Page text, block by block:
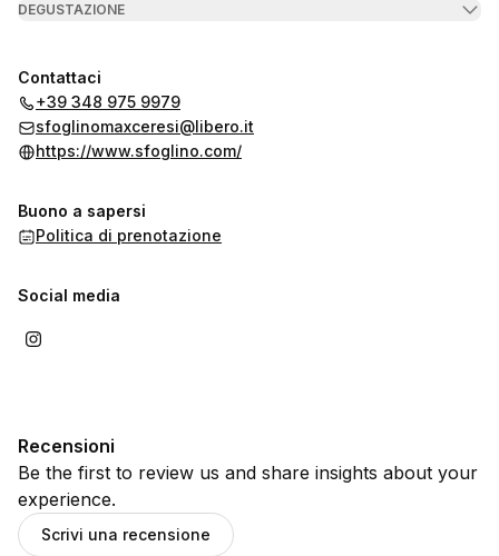
DEGUSTAZIONE
Contattaci
+39 348 975 9979
sfoglinomaxceresi@libero.it
https://www.sfoglino.com/
Buono a sapersi
Politica di prenotazione
Social media
Recensioni
Be the first to review us and share insights about your
experience.
Scrivi una recensione